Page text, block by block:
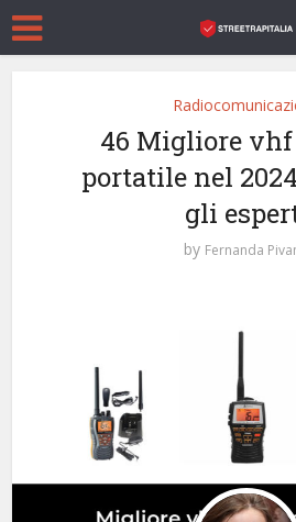
46 Migliore
portatile nel
gli
by Fernanda